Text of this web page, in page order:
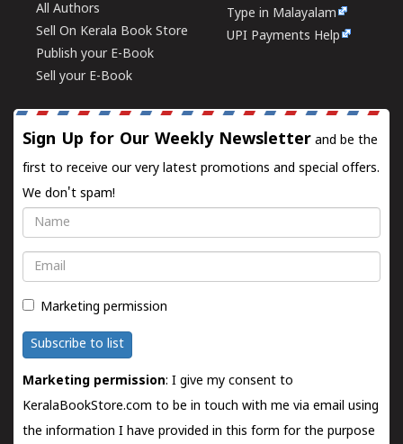
All Authors
Sell On Kerala Book Store
Publish your E-Book
Sell your E-Book
Type in Malayalam
UPI Payments Help
Sign Up for Our Weekly Newsletter and be the
first to receive our very latest promotions and special offers.
We don't spam!
Name
Email
Marketing permission
Subscribe to list
Marketing permission: I give my consent to
KeralaBookStore.com to be in touch with me via email using
the information I have provided in this form for the purpose